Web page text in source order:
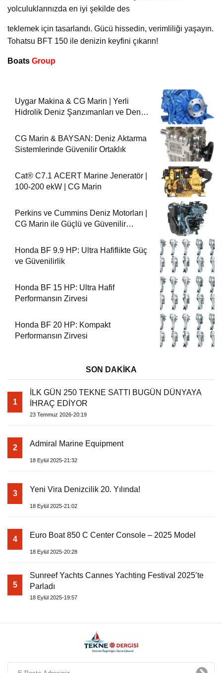
yolculuklarınızda en iyi şekilde des
teklemek için tasarlandı. Gücü hissedin, verimliliği yaşayın.
Tohatsu BFT 150 ile denizin keyfini çıkarın!
Boats Group
Uygar Makina & CG Marin | Yerli
Hidrolik Deniz Şanzımanları ve Deniz
CG Marin & BAYSAN: Deniz Aktarma
Sistemlerinde Güvenilir Ortaklık
Cat® C7.1 ACERT Marine Jeneratör |
100-200 ekW | CG Marin
Perkins ve Cummins Deniz Motorları |
CG Marin ile Güçlü ve Güvenilir
Honda BF 9.9 HP: Ultra Hafiflikte Güç
ve Güvenilirlik
Honda BF 15 HP: Ultra Hafif
Performansın Zirvesi
Honda BF 20 HP: Kompakt
Performansın Zirvesi
SON DAKİKA
1
İLK GÜN 250 TEKNE SATTI BUGÜN DÜNYAYA
İHRAÇ EDİYOR
23 Temmuz 2026-20:19
2 Admiral Marine Equipment
18 Eylül 2025-21:32
3 Yeni Vira Denizcilik 20. Yılında!
18 Eylül 2025-21:02
4 Euro Boat 850 C Center Console – 2025 Model
18 Eylül 2025-20:28
5
Sunreef Yachts Cannes Yachting Festival 2025’te
Parladı
18 Eylül 2025-19:57